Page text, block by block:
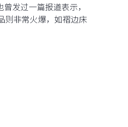
发过一篇报道表示，
非常火爆，如褶边床